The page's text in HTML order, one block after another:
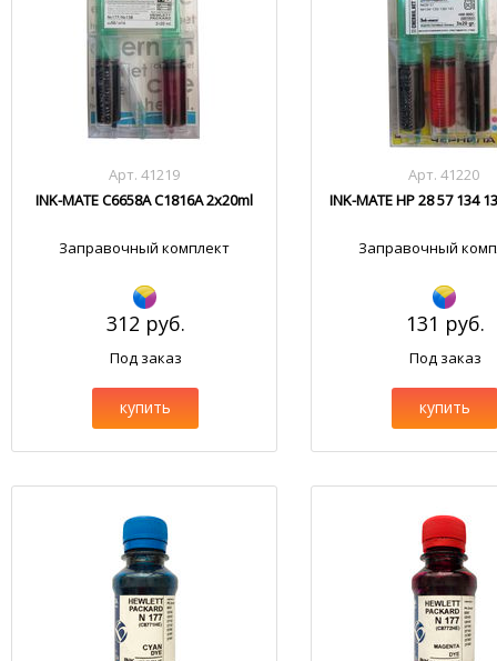
Арт. 41219
INK-MATE C6658A C1816A 2x20ml
Заправочный комплект
312 руб.
Под заказ
купить
Арт. 41220
INK-MATE HP 28 57 134
Заправочный
131 руб.
Под заказ
купить